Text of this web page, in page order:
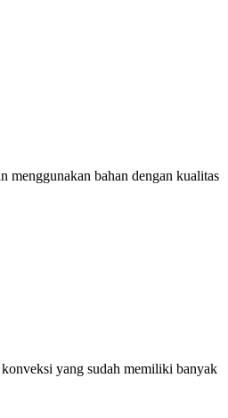
menggunakan bahan dengan kualitas
yang sudah memiliki banyak